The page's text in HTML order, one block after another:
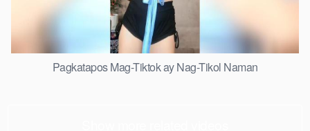
Pagkatapos Mag-Tiktok ay Nag-Tikol Naman